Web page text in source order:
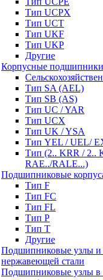
Тип UCPX
Тип UCT
Тип UKF
Тип UKP
Другие
Корпусные подшипники
Тип SA (AEL)
Тип SB (AS)
Тип UC / YAR
Тип UCX
Тип UK / YSA
Тип YEL / UEL/
Тип (2.. KRR / 2..
RAE../RALE...)
Подшипниковые
Тип F
Тип FC
Тип FL
Тип P
Тип T
Другие
Подшипниковые узлы
нержавеющей стали
Подшипниковые узлы в